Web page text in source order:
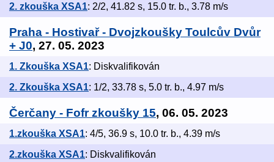
2. zkouška XSA1: 2/2, 41.82 s, 15.0 tr. b., 3.78 m/s
Praha - Hostivař - Dvojzkoušky Toulcův Dvůr
+ J0, 27. 05. 2023
1. Zkouška XSA1: Diskvalifikován
2. Zkouška XSA1: 1/2, 33.78 s, 5.0 tr. b., 4.97 m/s
Čerčany - Fofr zkoušky 15, 06. 05. 2023
1.zkouška XSA1: 4/5, 36.9 s, 10.0 tr. b., 4.39 m/s
2.zkouška XSA1: Diskvalifikován